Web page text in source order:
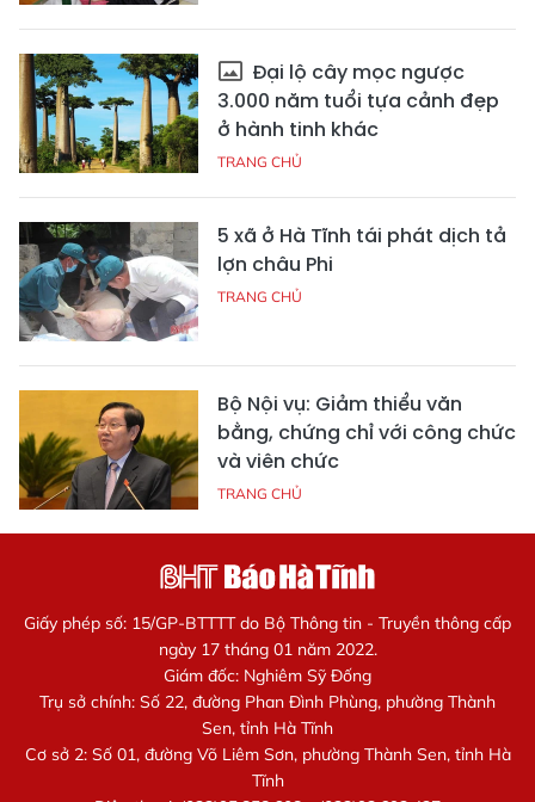
Đại lộ cây mọc ngược
3.000 năm tuổi tựa cảnh đẹp
ở hành tinh khác
TRANG CHỦ
5 xã ở Hà Tĩnh tái phát dịch tả
lợn châu Phi
TRANG CHỦ
Bộ Nội vụ: Giảm thiểu văn
bằng, chứng chỉ với công chức
và viên chức
TRANG CHỦ
Giấy phép số: 15/GP-BTTTT do Bộ Thông tin - Truyền thông cấp
ngày 17 tháng 01 năm 2022.
Giám đốc: Nghiêm Sỹ Đống
Trụ sở chính: Số 22, đường Phan Đình Phùng, phường Thành
Sen, tỉnh Hà Tĩnh
Cơ sở 2: Số 01, đường Võ Liêm Sơn, phường Thành Sen, tỉnh Hà
Tĩnh